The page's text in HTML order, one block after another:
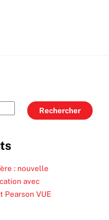
Rechercher
: nouvelle
avec
Pearson VUE